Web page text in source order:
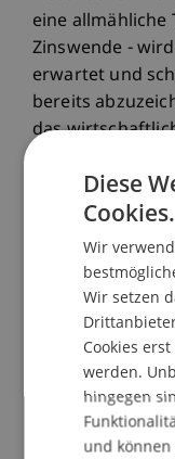
eine allmähliche
Zinswende -
erwartet und
bereits
das
Lockerung der
lässt, hat allem
das
dazu geführt,
Zinsstruktur ein
Unbestritten
eine solche
Besonderen für
Akteure hätte.
Diese
Cookies.
Wir
Wir setzen
Cookies
werden.
hingegen
und